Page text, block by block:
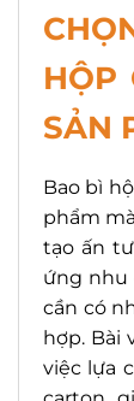
HỘP
SẢN
Bao bì
phẩm
tạo ấn
ứng nhu
cần có
hợp. Bài
việc lựa